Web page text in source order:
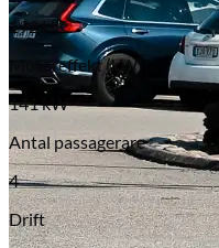
192 HK
Motoreffekt (kW)
141 kW
Antal passagerare
4
Drift